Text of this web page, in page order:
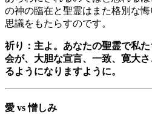
の神の臨在と聖霊はまた格別な
思議をもたらすのです。
祈り：主よ。あなたの聖霊で私
会が、大胆な宣言、一致、寛大
るようになりますように。
愛 vs 憎しみ